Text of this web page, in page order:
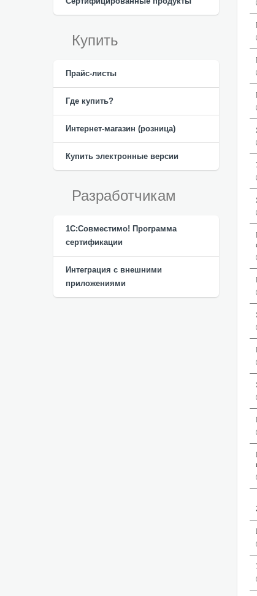
Купить
Прайс-листы
Где купить?
Интернет-магазин (розница)
Купить электронные версии
Разработчикам
1С:Совместимо! Программа
сертификации
Интеграция с внешними
приложениями